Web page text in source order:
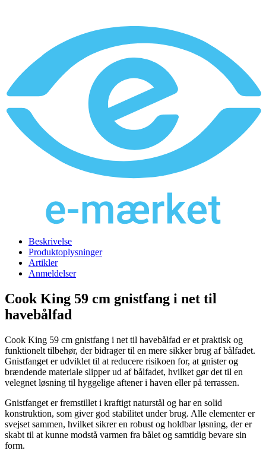
Beskrivelse
Produktoplysninger
Artikler
Anmeldelser
Cook King 59 cm gnistfang i net til
havebålfad
Cook King 59 cm gnistfang i net til havebålfad er et praktisk og
funktionelt tilbehør, der bidrager til en mere sikker brug af bålfadet.
Gnistfanget er udviklet til at reducere risikoen for, at gnister og
brændende materiale slipper ud af bålfadet, hvilket gør det til en
velegnet løsning til hyggelige aftener i haven eller på terrassen.
Gnistfanget er fremstillet i kraftigt naturstål og har en solid
konstruktion, som giver god stabilitet under brug. Alle elementer er
svejset sammen, hvilket sikrer en robust og holdbar løsning, der er
skabt til at kunne modstå varmen fra bålet og samtidig bevare sin
form.